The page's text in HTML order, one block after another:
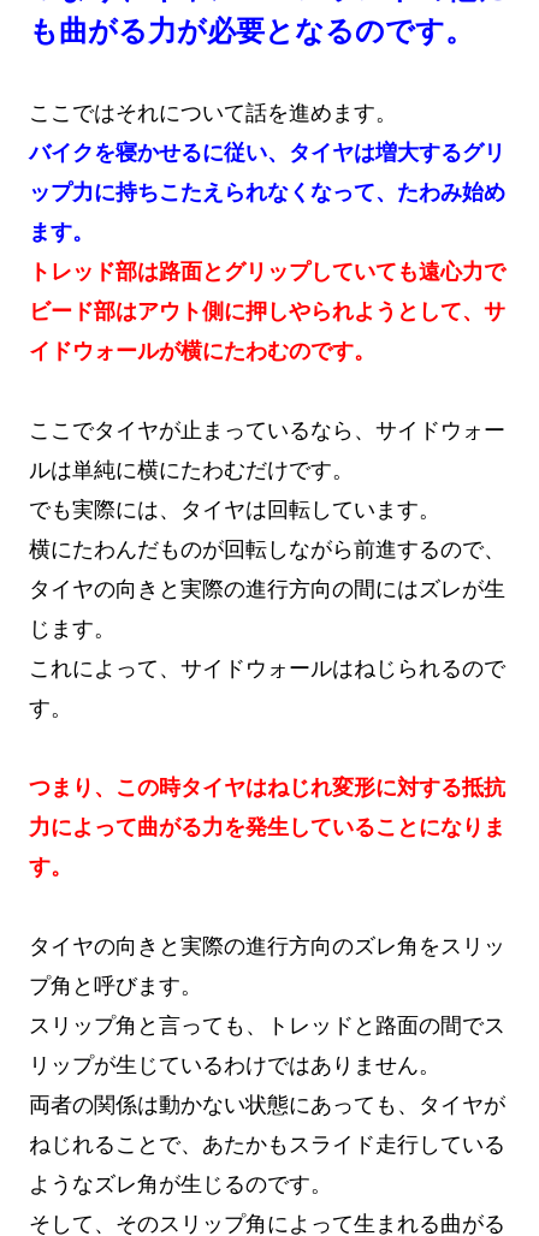
も曲がる力が必要となるのです。
ここではそれについて話を進めます。
バイクを寝かせるに従い、タイヤは増大するグリ
ップ力に持ちこたえられなくなって、たわみ始め
ます。
トレッド部は路面とグリップしていても遠心力で
ビード部はアウト側に押しやられようとして、サ
イドウォールが横にたわむのです。
ここでタイヤが止まっているなら、サイドウォー
ルは単純に横にたわむだけです。
でも実際には、タイヤは回転しています。
横にたわんだものが回転しながら前進するので、
タイヤの向きと実際の進行方向の間にはズレが生
じます。
これによって、サイドウォールはねじられるので
す。
つまり、この時タイヤはねじれ変形に対する抵抗
力によって曲がる力を発生していることになりま
す。
タイヤの向きと実際の進行方向のズレ角をスリッ
プ角と呼びます。
スリップ角と言っても、トレッドと路面の間でス
リップが生じているわけではありません。
両者の関係は動かない状態にあっても、タイヤが
ねじれることで、あたかもスライド走行している
ようなズレ角が生じるのです。
そして、そのスリップ角によって生まれる曲がる